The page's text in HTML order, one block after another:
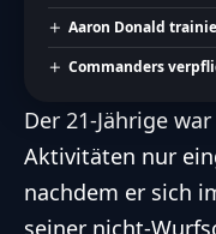
Aaron Donald
Commanders
Der 21-Jährige
Aktivitäten nur
nachdem er sich